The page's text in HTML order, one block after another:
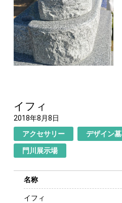
イフィ
2018年8月8日
アクセサリー
デザイン
門川展示場
名称
イフィ